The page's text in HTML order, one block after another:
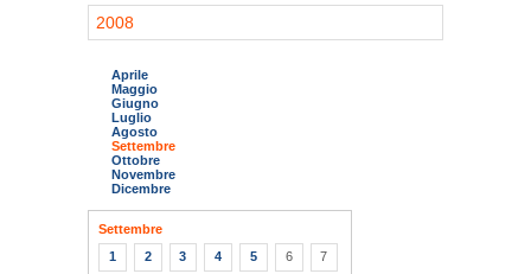
2008
Aprile
Maggio
Giugno
Luglio
Agosto
Settembre
Ottobre
Novembre
Dicembre
Settembre
1
2 3 4 5 6 7